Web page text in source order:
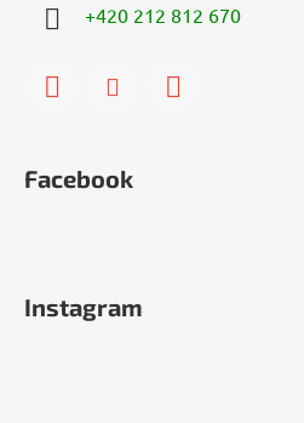
+420 212 812 670
Facebook
Instagram